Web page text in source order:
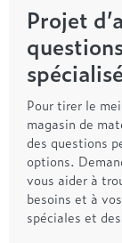
Projet
Pour tirer le
magasin de
des questions
options.
vous aider à
besoins et à
spéciales et